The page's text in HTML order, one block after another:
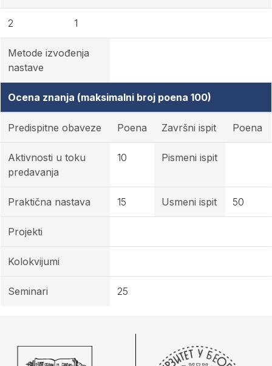
2 1
Metode izvođenja
nastave
Ocena znanja (maksimalni broj poena 100)
Predispitne obaveze Poena Završni ispit Poena
Aktivnosti u toku
predavanja
10 Pismeni ispit
Praktična nastava 15 Usmeni ispit 50
Projekti
Kolokvijumi
Seminari 25